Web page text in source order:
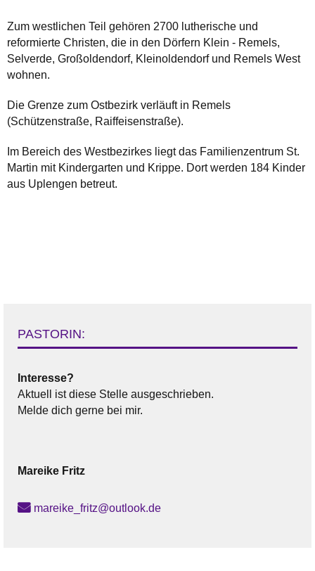
Zum westlichen Teil gehören 2700 lutherische und
reformierte Christen, die in den Dörfern Klein - Remels,
Selverde, Großoldendorf, Kleinoldendorf und Remels West
wohnen.
Die Grenze zum Ostbezirk verläuft in Remels
(Schützenstraße, Raiffeisenstraße).
Im Bereich des Westbezirkes liegt das Familienzentrum St.
Martin mit Kindergarten und Krippe. Dort werden 184 Kinder
aus Uplengen betreut.
PASTORIN:
Interesse?
Aktuell ist diese Stelle ausgeschrieben.
Melde dich gerne bei mir.
Mareike Fritz
mareike_fritz@outlook.de